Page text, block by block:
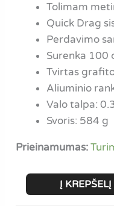
Tolimam
Quick Drag
Perdavimo
Surenka 100
Tvirtas
Aliuminio
Valo talpa:
Svoris: 584 g
Prieinamumas:
produkto
kiekis:
Į KREPŠELĮ